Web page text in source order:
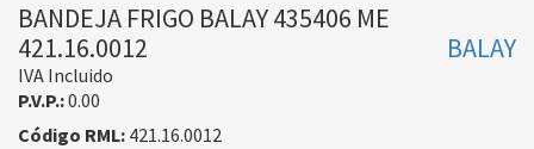
BANDEJA FRIGO BALAY 435406 ME
421.16.0012
BALAY
IVA Incluido
P.V.P.:0.00
Código RML: 421.16.0012